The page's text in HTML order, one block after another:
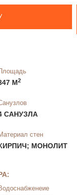
М2
САНУЗЛА
стен
МОНОЛИТ